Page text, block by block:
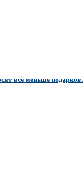
всё меньше подарков.